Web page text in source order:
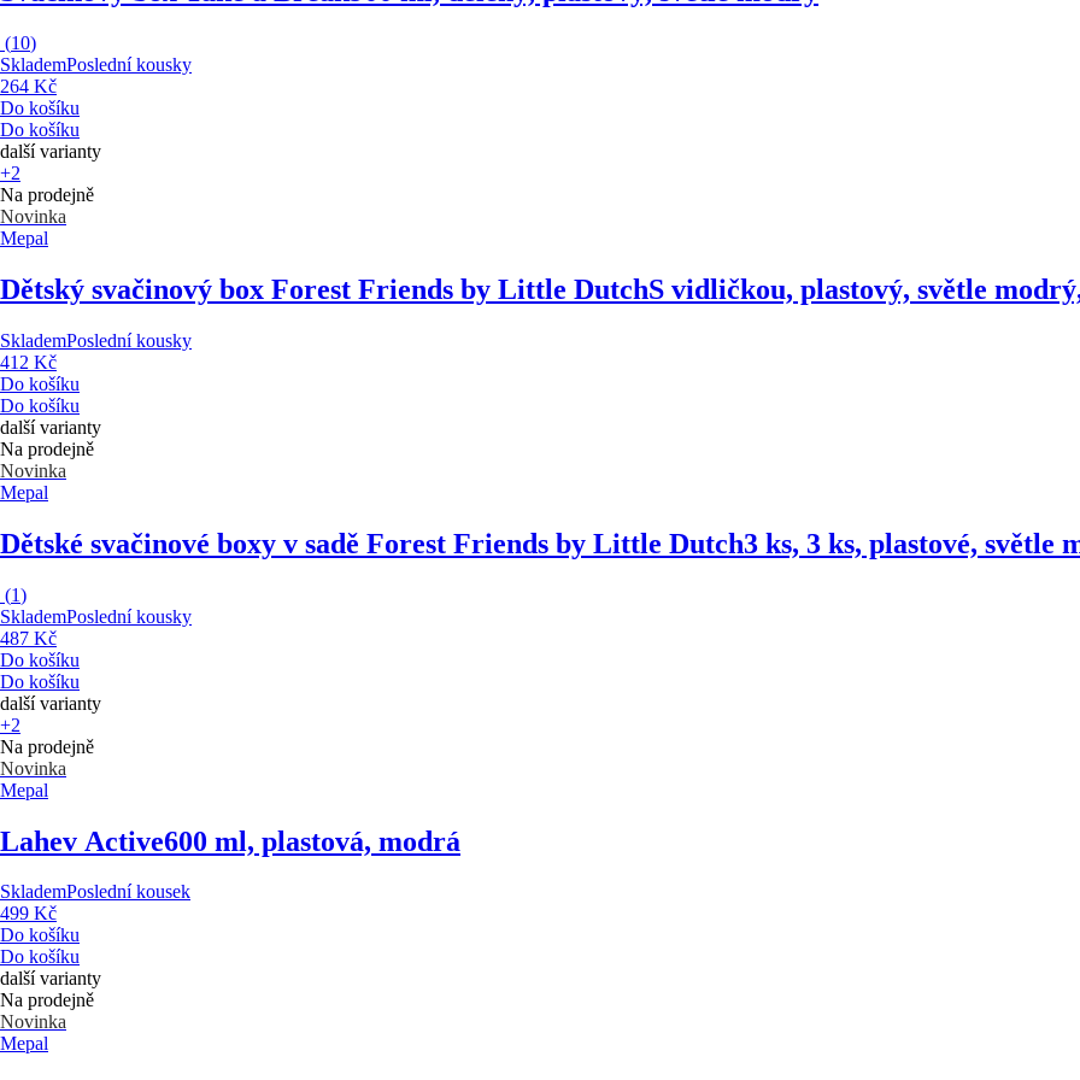
(10)
SklademPoslední kousky
264 Kč
Do košíku
Do košíku
další varianty
+2
Na prodejně
Novinka
Mepal
Dětský svačinový box Forest Friends by Little DutchS vidličkou, plastový, světle
SklademPoslední kousky
412 Kč
Do košíku
Do košíku
další varianty
Na prodejně
Novinka
Mepal
Dětské svačinové boxy v sadě Forest Friends by Little Dutch3 ks, 3 ks, plastové, světle
(1)
SklademPoslední kousky
487 Kč
Do košíku
Do košíku
další varianty
+2
Na prodejně
Novinka
Mepal
Lahev Active600 ml, plastová, modrá
SklademPoslední kousek
499 Kč
Do košíku
Do košíku
další varianty
Na prodejně
Novinka
Mepal